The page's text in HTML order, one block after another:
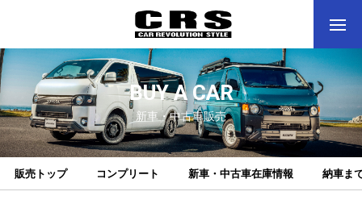
BUY A CAR
新車・中古車販売
販売トップ コンプリート 新車・中古車在庫情報 納車ま